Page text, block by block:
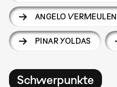
ANGELO VERMEULEN
PINAR YOLDAS
Schwerpunkte